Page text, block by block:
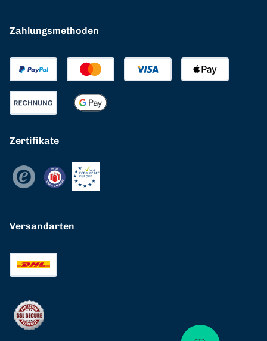
Zahlungsmethoden
Zertifikate
Versandarten